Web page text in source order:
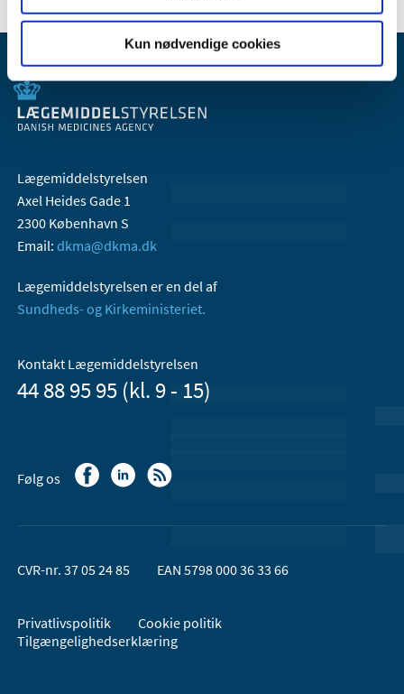
Kun nødvendige cookies
Lægemiddelstyrelsen
Axel Heides Gade 1
2300 København S
Email: dkma@dkma.dk
Lægemiddelstyrelsen er en del af
Sundheds- og Kirkeministeriet.
Kontakt Lægemiddelstyrelsen
44 88 95 95 (kl. 9 - 15)
Følg os
CVR-nr. 37 05 24 85 EAN 5798 000 36 33 66
Privatlivspolitik
Cookie politik
Tilgængelighedserklæring